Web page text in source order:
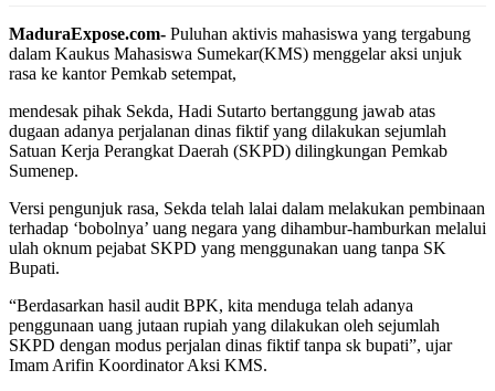
MaduraExpose.com- Puluhan aktivis mahasiswa yang tergabung
dalam Kaukus Mahasiswa Sumekar(KMS) menggelar aksi unjuk
rasa ke kantor Pemkab setempat,
mendesak pihak Sekda, Hadi Sutarto bertanggung jawab atas
dugaan adanya perjalanan dinas fiktif yang dilakukan sejumlah
Satuan Kerja Perangkat Daerah (SKPD) dilingkungan Pemkab
Sumenep.
Versi pengunjuk rasa, Sekda telah lalai dalam melakukan pembinaan
terhadap ‘bobolnya’ uang negara yang dihambur-hamburkan melalui
ulah oknum pejabat SKPD yang menggunakan uang tanpa SK
Bupati.
“Berdasarkan hasil audit BPK, kita menduga telah adanya
penggunaan uang jutaan rupiah yang dilakukan oleh sejumlah
SKPD dengan modus perjalan dinas fiktif tanpa sk bupati”, ujar
Imam Arifin Koordinator Aksi KMS.